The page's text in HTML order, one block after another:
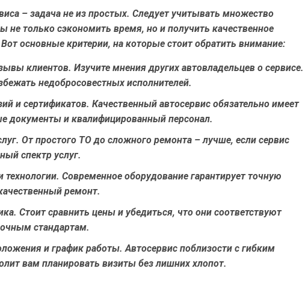
– задача не из простых. Следует учитывать множество
не только сэкономить время, но и получить качественное
основные критерии, на которые стоит обратить внимание:
клиентов. Изучите мнения других автовладельцев о сервисе.
недобросовестных исполнителей.
и сертификатов. Качественный автосервис обязательно имеет
документы и квалифицированный персонал.
. От простого ТО до сложного ремонта – лучше, если сервис
спектр услуг.
технологии. Современное оборудование гарантирует точную
ремонт.
. Стоит сравнить цены и убедиться, что они соответствуют
стандартам.
и график работы. Автосервис поблизости с гибким
вам планировать визиты без лишних хлопот.